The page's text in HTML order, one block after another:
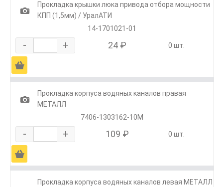
1
Прокладка крышки люка привода отбора мощности
КПП (1,5мм) / УралАТИ
14-1701021-01
- + 24 ₽ 0 шт.
Ä
1
Прокладка корпуса водяных каналов правая
МЕТАЛЛ
7406-1303162-10М
- + 109 ₽ 0 шт.
Ä
Прокладка корпуса водяных каналов левая МЕТАЛЛ